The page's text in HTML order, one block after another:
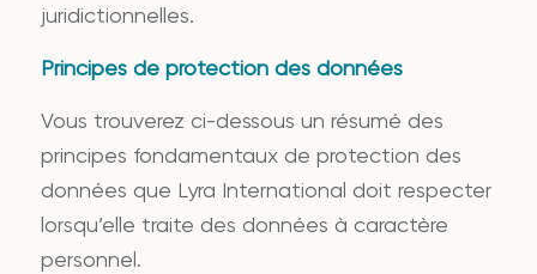
juridictionnelles.
Principes de protection des données
Vous trouverez ci-dessous un résumé des
principes fondamentaux de protection des
données que Lyra International doit respecter
lorsqu’elle traite des données à caractère
personnel.